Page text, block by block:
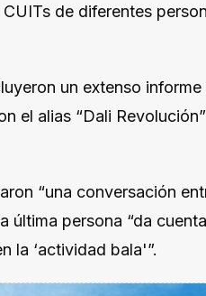
de diferentes
un extenso
el alias “Dali
“una conversación
última persona “da
la ‘actividad bala'”.